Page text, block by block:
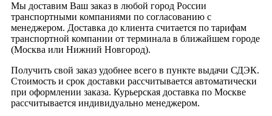
Мы доставим Ваш заказ в любой город России
транспортными компаниями по согласованию с
менеджером. Доставка до клиента считается по тарифам
транспортной компании от терминала в ближайшем городе
(Москва или Нижний Новгород).
Получить свой заказ удобнее всего в пункте выдачи СДЭК.
Стоимость и срок доставки рассчитывается автоматически
при оформлении заказа. Курьерская доставка по Москве
рассчитывается индивидуально менеджером.